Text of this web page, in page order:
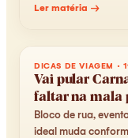
verdade.
Ler matéria →
DICAS DE VIAGEM ·
Vai pular
faltar na mala
Bloco de rua,
ideal muda